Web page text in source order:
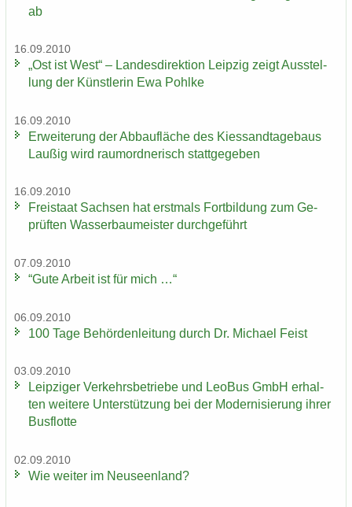
ab
16.09.2010
„Ost ist West“ – Lan­des­di­rek­ti­on Leip­zig zeigt Aus­stel­
lung der Künst­le­rin Ewa Pohl­ke
16.09.2010
Er­wei­te­rung der Ab­bau­flä­che des Kies­sand­ta­ge­baus
Lau­ßig wird raum­ord­ne­risch statt­ge­ge­ben
16.09.2010
Frei­staat Sach­sen hat erst­mals Fort­bil­dung zum Ge­
prüf­ten Was­ser­bau­meis­ter durch­ge­führt
07.09.2010
“Gute Ar­beit ist für mich …“
06.09.2010
100 Tage Be­hör­den­lei­tung durch Dr. Mi­cha­el Feist
03.09.2010
Leip­zi­ger Ver­kehrs­be­trie­be und LeoBus GmbH er­hal­
ten wei­te­re Un­ter­stüt­zung bei der Mo­der­ni­sie­rung ihrer
Bus­flot­te
02.09.2010
Wie wei­ter im Neu­seen­land?